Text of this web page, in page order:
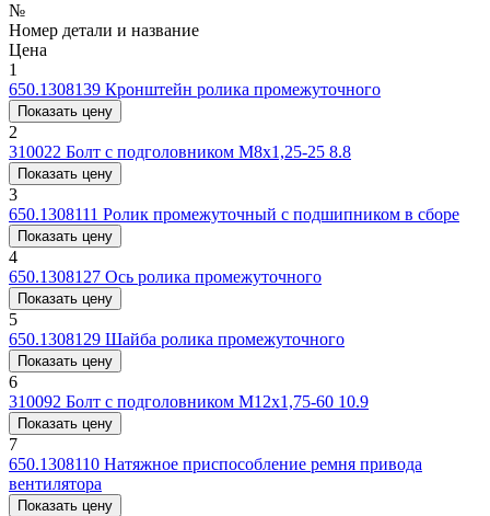
№
Номер детали и название
Цена
1
650.1308139 Кронштейн ролика промежуточного
Показать цену
2
310022 Болт с подголовником M8x1,25-25 8.8
Показать цену
3
650.1308111 Ролик промежуточный с подшипником в сборе
Показать цену
4
650.1308127 Ось ролика промежуточного
Показать цену
5
650.1308129 Шайба ролика промежуточного
Показать цену
6
310092 Болт с подголовником M12x1,75-60 10.9
Показать цену
7
650.1308110 Натяжное приспособление ремня привода
вентилятора
Показать цену